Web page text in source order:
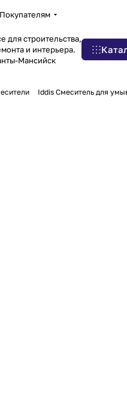
Покупателям
для строительства,
и интерьера.
Мансийск
Iddis Смеситель для